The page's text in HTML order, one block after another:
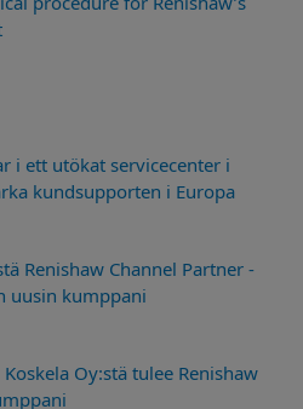
i ett utökat servicecenter i
kundsupporten i Europa
Renishaw Channel Partner -
uusin kumppani
Oy:stä tulee Renishaw